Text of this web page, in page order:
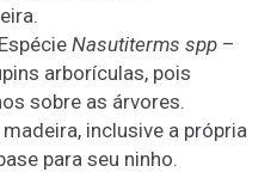
Nasutiterms spp –
arborículas, pois
sobre as árvores.
inclusive a própria
para seu ninho.